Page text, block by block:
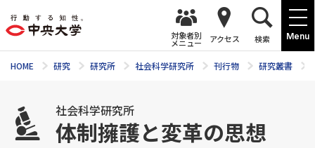
Menu
対象者別
メニュー アクセス 検索
HOME 研究 研究所 社会科学研究所 刊行物 研究叢書
社会科学研究所
体制擁護と変革の思想